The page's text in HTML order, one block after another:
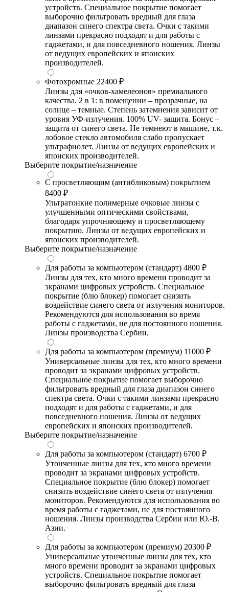
устройств. Специальное покрытие помогает
выборочно фильтровать вредный для глаза
диапазон синего спектра света. Очки с такими
линзами прекрасно подходят и для работы с
гаджетами, и для повседневного ношения. Линзы
от ведущих европейских и японских
производителей.
Фотохромные 22400 ₽
Линзы для «очков-хамелеонов» премиального
качества. 2 в 1: в помещении – прозрачные, на
солнце – темные. Степень затемнения зависит от
уровня УФ-излучения. 100% UV- защита. Бонус –
защита от синего света. Не темнеют в машине, т.к.
лобовое стекло автомобиля слабо пропускает
ультрафиолет. Линзы от ведущих европейских и
японских производителей.
Выберите покрытие/назначение
С просветляющим (антибликовым) покрытием
8400 ₽
Ультратонкие полимерные очковые линзы с
улучшенными оптическими свойствами,
благодаря упрочняющему и просветляющему
покрытию. Линзы от ведущих европейских и
японских производителей.
Выберите покрытие/назначение
Для работы за компьютером (стандарт) 4800 ₽
Линзы для тех, кто много времени проводит за
экранами цифровых устройств. Специальное
покрытие (блю блокер) помогает снизить
воздействие синего света от излучения мониторов.
Рекомендуются для использования во время
работы с гаджетами, не для постоянного ношения.
Линзы производства Сербии.
Для работы за компьютером (премиум) 11000 ₽
Универсальные линзы для тех, кто много времени
проводит за экранами цифровых устройств.
Специальное покрытие помогает выборочно
фильтровать вредный для глаза диапазон синего
спектра света. Очки с такими линзами прекрасно
подходят и для работы с гаджетами, и для
повседневного ношения. Линзы от ведущих
европейских и японских производителей.
Выберите покрытие/назначение
Для работы за компьютером (стандарт) 6700 ₽
Утонченные линзы для тех, кто много времени
проводит за экранами цифровых устройств.
Специальное покрытие (блю блокер) помогает
снизить воздействие синего света от излучения
мониторов. Рекомендуются для использования во
время работы с гаджетами, не для постоянного
ношения. Линзы производства Сербии или Ю.-В.
Азии.
Для работы за компьютером (премиум) 20300 ₽
Универсальные утонченные линзы для тех, кто
много времени проводит за экранами цифровых
устройств. Специальное покрытие помогает
выборочно фильтровать вредный для глаза